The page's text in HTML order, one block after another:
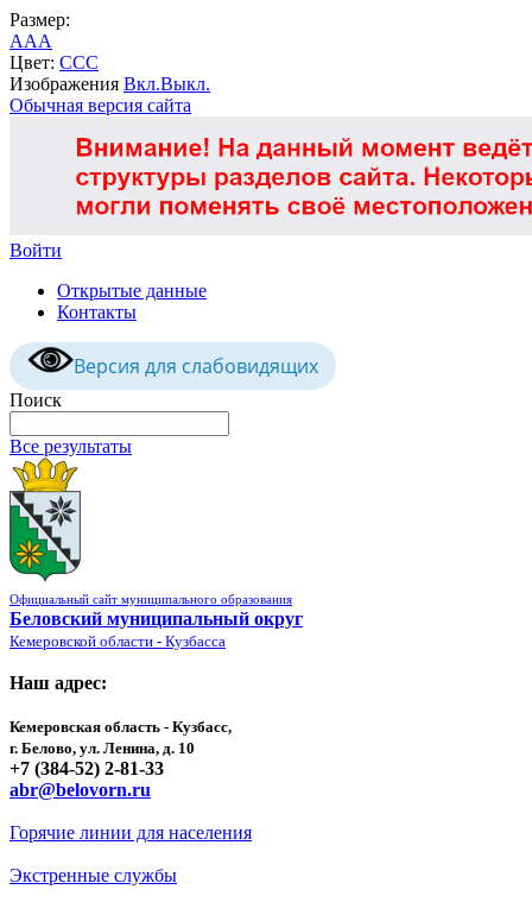
Размер:
AAA
Цвет: CCC
Изображения Вкл.Выкл.
Обычная версия сайта
Войти
Открытые данные
Контакты
Версия для слабовидящих
Поиск
Все результаты
Официальный сайт муниципального образования
Беловский муниципальный округ
Кемеровской области - Кузбасса
Наш адрес:
Кемеровская область - Кузбасс,
г. Белово, ул. Ленина, д. 10
+7 (384-52) 2-81-33
abr@belovorn.ru
Горячие линии для населения
Экстренные службы